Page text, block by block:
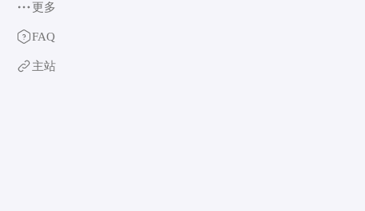
更多
FAQ
主站